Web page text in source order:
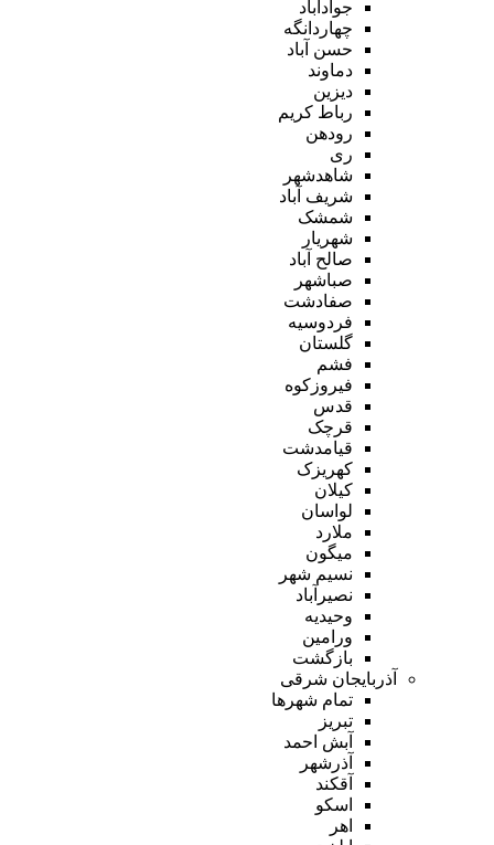
جوادآباد
چهاردانگه
حسن آباد
دماوند
دیزین
رباط کریم
رودهن
ری
شاهدشهر
شریف آباد
شمشک
شهریار
صالح آباد
صباشهر
صفادشت
فردوسیه
گلستان
فشم
فیروزکوه
قدس
قرچک
قیامدشت
کهریزک
کیلان
لواسان
ملارد
میگون
نسیم شهر
نصیرآباد
وحیدیه
ورامین
بازگشت
آذربایجان شرقی
تمام شهر‌ها
تبریز
آبش احمد
آذرشهر
آقکند
اسکو
اهر